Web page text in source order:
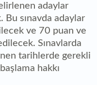
adaylar
Bu sınavda adaylar
ve 70 puan ve
Sınavlarda
tarihlerde gerekli
hakkı